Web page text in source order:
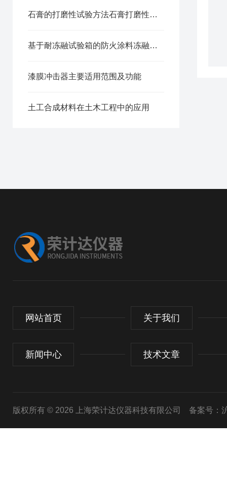
石膏的打磨性试验方法石膏打磨性测定仪
基于耐冻融试验箱的防火涂料冻融循环性能测试方法
漆膜冲击器主要适用范围及功能
土工合成材料在土木工程中的应用
网站首页 关于我们
新闻中心 技术文章
版权所有 © 2026 上海荣计达仪器科技有限公司 备案号：